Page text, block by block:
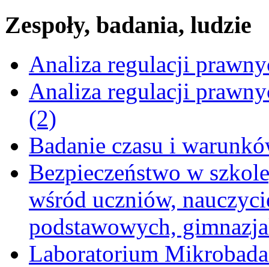
Zespoły, badania, ludzie
Analiza regulacji
Analiza regulacji
(2)
Badanie czasu i
Bezpieczeństwo w
wśród uczniów,
podstawowych,
Laboratorium